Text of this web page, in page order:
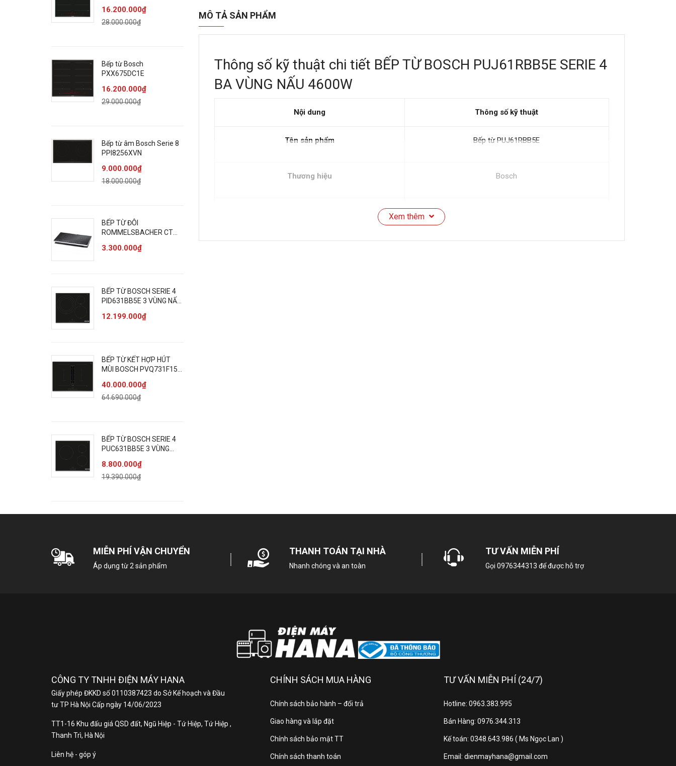
MÔ TẢ SẢN PHẨM
Thông số kỹ thuật chi tiết BẾP TỪ BOSCH PUJ61RBB5E SERIE 4
BA VÙNG NẤU 4600W
Nội dung Thông số kỹ thuật
Tên sản phẩm Bếp từ PUJ61RBB5E
Thương hiệu Bosch
Chất liệu mặt kính Schott Ceran (Schott + Ceramic)
Hiệu điện thế
Bảo hành 3 năm
Đặc điểm nổi bật của BẾP TỪ BOSCH PUJ61RBB5E SERIE 4 BA VÙNG NẤU 4600W
Xem thêm
16.200.000₫
28.000.000₫
Bếp từ Bosch
PXX675DC1E
16.200.000₫
29.000.000₫
Bếp từ âm Bosch Serie 8
PPI8256XVN
9.000.000₫
18.000.000₫
BẾP TỪ ĐÔI
ROMMELSBACHER CT
3.300.000₫
BẾP TỪ BOSCH SERIE 4
PID631BB5E 3 VÙNG NẤU
12.199.000₫
BẾP TỪ KẾT HỢP HÚT
MÙI BOSCH PVQ731F15E
40.000.000₫
64.690.000₫
BẾP TỪ BOSCH SERIE 4
PUC631BB5E 3 VÙNG
8.800.000₫
19.390.000₫
MIỄN PHÍ VẬN CHUYỂN
Áp dụng từ 2 sản phẩm
THANH TOÁN TẠI NHÀ
Nhanh chóng và an toàn
TƯ VẤN MIỄN PHÍ
Gọi 0976344313 để được hỗ trợ
CÔNG TY TNHH ĐIỆN MÁY HANA
Giấy phép ĐKKD số 0110387423 do Sở Kế hoạch và Đầu
tư TP Hà Nội Cấp ngày 14/06/2023
TT1-16 Khu đấu giá QSD đất, Ngũ Hiệp - Tứ Hiệp, Tứ Hiệp ,
Thanh Trì, Hà Nội
Liên hệ - góp ý
CHÍNH SÁCH MUA HÀNG
Chính sách bảo hành – đổi trả
Giao hàng và lắp đặt
Chính sách bảo mật TT
Chính sách thanh toán
TƯ VẤN MIỄN PHÍ (24/7)
Hotline: 0963.383.995
Bán Hàng: 0976.344.313
Kế toán: 0348.643.986 ( Ms Ngọc Lan )
Email: dienmayhana@gmail.com